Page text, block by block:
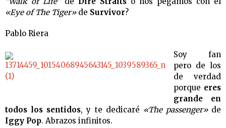
«Eye of The Tiger»de Survivor?
Pablo Riera
Soy fan
pero de los
de verdad
porque eres
grande en
todos los sentidos, y te dedicaré «The passenger»de
Iggy Pop. Abrazos infinitos.